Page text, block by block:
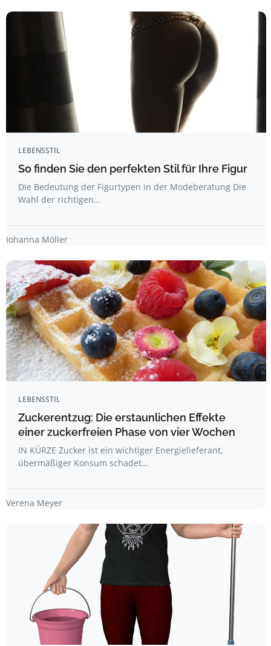
LEBENSSTIL
So finden Sie den perfekten Stil für Ihre Figur
Die Bedeutung der Figurtypen in der Modeberatung Die
Wahl der richtigen…
Johanna Möller
LEBENSSTIL
Zuckerentzug: Die erstaunlichen Effekte
einer zuckerfreien Phase von vier Wochen
IN KÜRZE Zucker ist ein wichtiger Energielieferant,
übermäßiger Konsum schadet…
Verena Meyer